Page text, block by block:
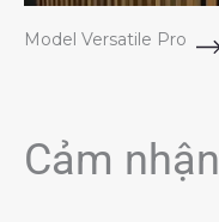
Model Versatile Pro
Cảm nhận